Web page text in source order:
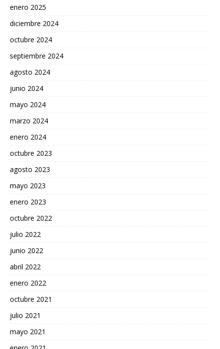
enero 2025
diciembre 2024
octubre 2024
septiembre 2024
agosto 2024
junio 2024
mayo 2024
marzo 2024
enero 2024
octubre 2023
agosto 2023
mayo 2023
enero 2023
octubre 2022
julio 2022
junio 2022
abril 2022
enero 2022
octubre 2021
julio 2021
mayo 2021